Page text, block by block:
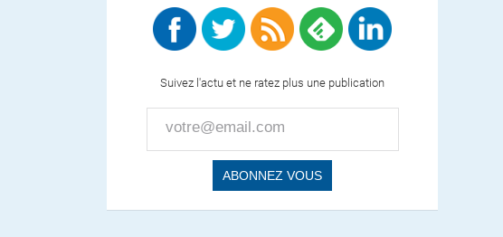
Suivez l'actu et ne ratez plus une publication